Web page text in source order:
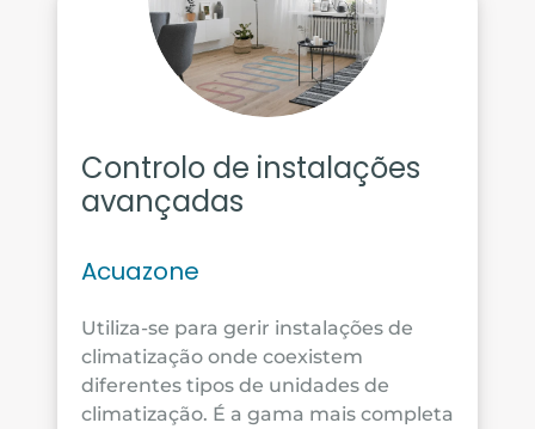
Controlo de instalações
avançadas
Acuazone
Utiliza-se para gerir instalações de
climatização onde coexistem
diferentes tipos de unidades de
climatização. É a gama mais completa